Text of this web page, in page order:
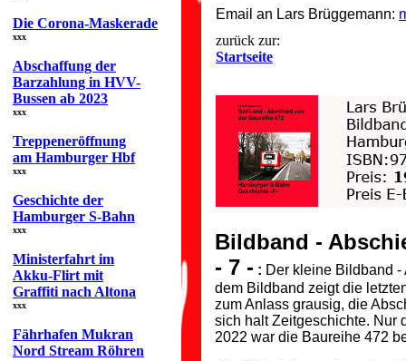
Die Corona-Maskerade
xxx
Abschaffung der
Barzahlung in HVV-
Bussen ab 2023
xxx
Treppeneröffnung
am Hamburger Hbf
xxx
Geschichte der
Hamburger S-Bahn
xxx
Ministerfahrt im
Akku-Flirt mit
Graffiti nach Altona
xxx
Fährhafen Mukran
Nord Stream Röhren
Email an Lars Brüggemann:
zurück zur:
Startseite
Bildband -
- 7 - : Der kleine Bildband
dem Bildband zeigt die
zum Anlass grausig, die
sich halt Zeitgeschichte. Nur
2022 war die Baureihe 472